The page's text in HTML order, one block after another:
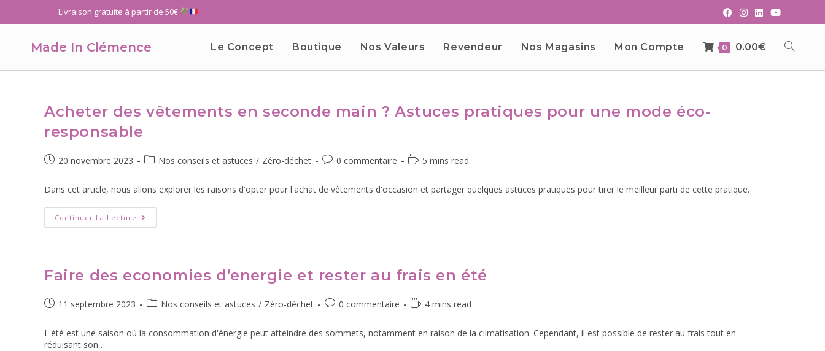
Livraison gratuite à partir de 50€
Made In Clémence Le Concept Boutique Nos Valeurs Revendeur Nos Magasins Mon Compte 0 0.00€
Acheter des vêtements en seconde main ? Astuces pratiques pour une mode éco-
responsable
20 novembre 2023 Nos conseils et astuces / Zéro-déchet 0 commentaire 5 mins read
Dans cet article, nous allons explorer les raisons d'opter pour l'achat de vêtements d'occasion et partager quelques astuces pratiques pour tirer le meilleur parti de cette pratique.
Continuer La Lecture
Faire des economies d’energie et rester au frais en été
11 septembre 2023 Nos conseils et astuces / Zéro-déchet 0 commentaire 4 mins read
L'été est une saison où la consommation d'énergie peut atteindre des sommets, notamment en raison de la climatisation. Cependant, il est possible de rester au frais tout en
réduisant son…